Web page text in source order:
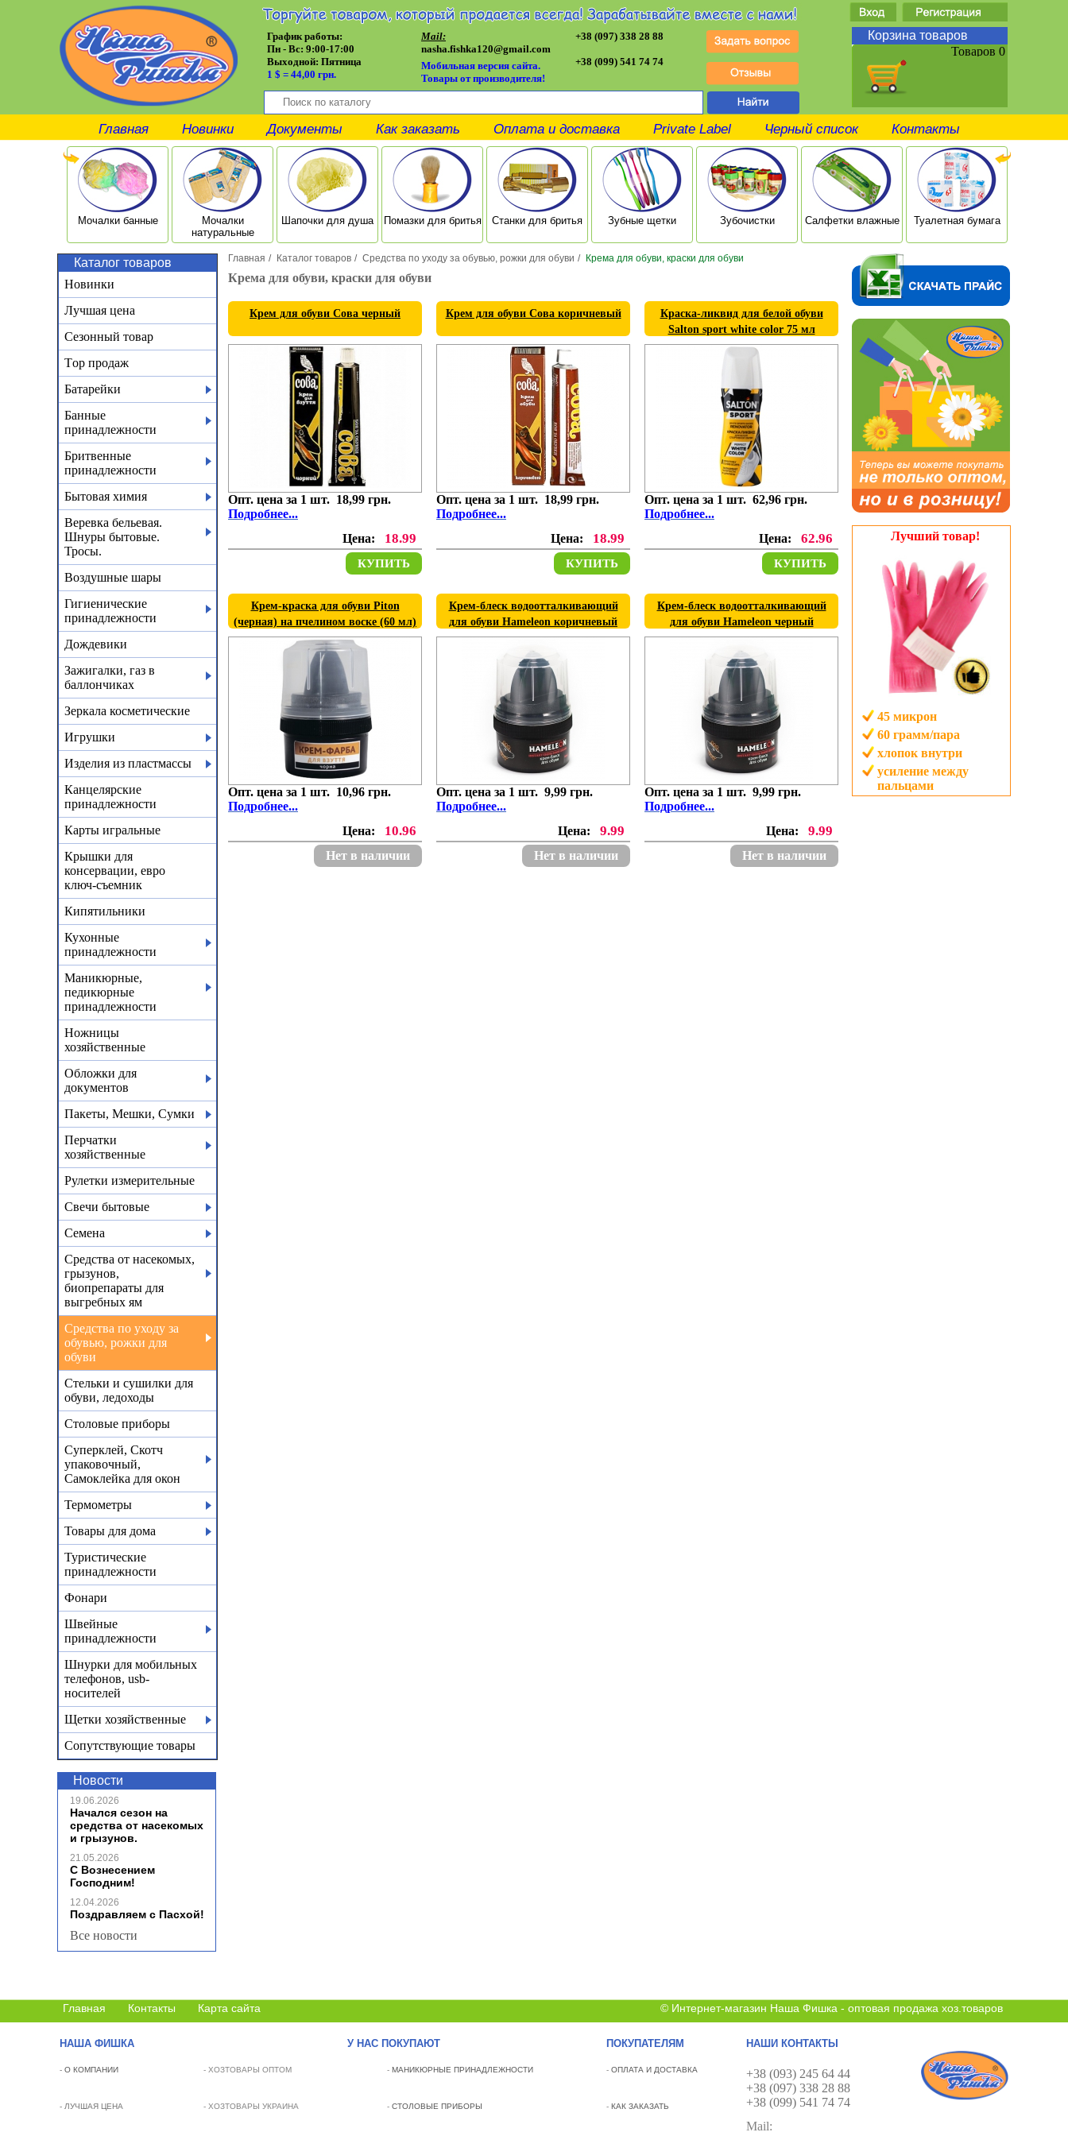
График работы:
Пн - Вс: 9:00-17:00
Выходной: Пятница
1 $ = 44,00 грн.
Mail:
nasha.fishka120@gmail.com
Мобильная версия сайта.
Товары от производителя!
+38 (097) 338 28 88
+38 (099) 541 74 74
Главная Новинки Документы Как заказать Оплата и доставка Private Label Черный список Контакты
Мочалки банные
Мочалки
натуральные
Шапочки для душа Помазки для бритья Станки для бритья Зубные щетки Зубочистки Салфетки влажные Туалетная бумага
Каталог товаров
Новинки
Лучшая цена
Сезонный товар
Тop продаж
Батарейки
Банные
принадлежности
Бритвенные
принадлежности
Бытовая химия
Веревка бельевая.
Шнуры бытовые.
Тросы.
Воздушные шары
Гигиенические
принадлежности
Дождевики
Зажигалки, газ в
баллончиках
Зеркала косметические
Игрушки
Изделия из пластмассы
Канцелярские
принадлежности
Карты игральные
Крышки для
консервации, евро
ключ-съемник
Кипятильники
Кухонные
принадлежности
Маникюрные,
педикюрные
принадлежности
Ножницы
хозяйственные
Обложки для
документов
Пакеты, Мешки, Сумки
Перчатки
хозяйственные
Рулетки измерительные
Свечи бытовые
Семена
Средства от насекомых,
грызунов,
биопрепараты для
выгребных ям
Средства по уходу за
обувью, рожки для
обуви
Стельки и сушилки для
обуви, ледоходы
Столовые приборы
Суперклей, Скотч
упаковочный,
Самоклейка для окон
Термометры
Товары для дома
Туристические
принадлежности
Фонари
Швейные
принадлежности
Шнурки для мобильных
телефонов, usb-
носителей
Щетки хозяйственные
Сопутствующие товары
Новости
19.06.2026
Начался сезон на
средства от насекомых
и грызунов.
21.05.2026
С Вознесением
Господним!
12.04.2026
Поздравляем с Пасхой!
Все новости
Корзина товаров
Товаров 0
Лучший товар!
45 микрон
60 грамм/пара
хлопок внутри
усиление между
пальцами
Главная / Каталог товаров / Средства по уходу за обувью, рожки для обуви / Крема для обуви, краски для обуви
Крема для обуви, краски для обуви
Крем для обуви Сова черный
Опт. цена за 1 шт. 18,99 грн.
Подробнее...
Цена:
18.99
КУПИТЬ
Крем для обуви Сова коричневый
Опт. цена за 1 шт. 18,99 грн.
Подробнее...
Цена:
18.99
КУПИТЬ
Краска-ликвид для белой обуви
Salton sport white color 75 мл
Опт. цена за 1 шт. 62,96 грн.
Подробнее...
Цена:
62.96
КУПИТЬ
Крем-краска для обуви Piton
(черная) на пчелином воске (60 мл)
Опт. цена за 1 шт. 10,96 грн.
Подробнее...
Цена:
10.96
Нет в наличии
Крем-блеск водоотталкивающий
для обуви Hameleon коричневый
Опт. цена за 1 шт. 9,99 грн.
Подробнее...
Цена:
9.99
Нет в наличии
Крем-блеск водоотталкивающий
для обуви Hameleon черный
Опт. цена за 1 шт. 9,99 грн.
Подробнее...
Цена:
9.99
Нет в наличии
Главная Контакты Карта сайта © Интернет-магазин Наша Фишка - оптовая продажа хоз.товаров
НАША ФИШКА У НАС ПОКУПАЮТ ПОКУПАТЕЛЯМ НАШИ КОНТАКТЫ
- О КОМПАНИИ - ХОЗТОВАРЫ ОПТОМ - МАНИКЮРНЫЕ ПРИНАДЛЕЖНОСТИ - ОПЛАТА И ДОСТАВКА
+38 (093) 245 64 44
+38 (097) 338 28 88
+38 (099) 541 74 74
Mail:
- ЛУЧШАЯ ЦЕНА - ХОЗТОВАРЫ УКРАИНА - СТОЛОВЫЕ ПРИБОРЫ - КАК ЗАКАЗАТЬ